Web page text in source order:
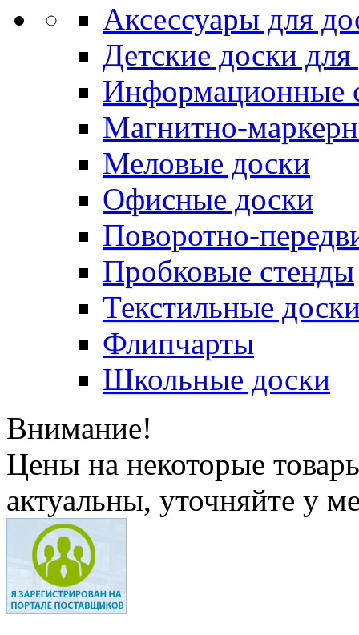
Аксессуары для
Детские доски
Информационные
Магнитно-
Меловые доски
Офисные доски
Поворотно-
Пробковые стенды
Текстильные
Флипчарты
Школьные доски
Внимание!
Цены на некоторые
актуальны, уточняйте у